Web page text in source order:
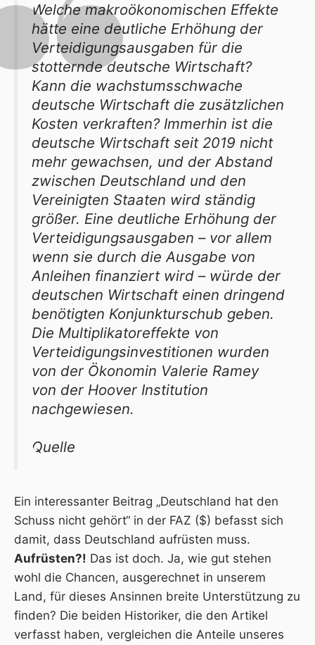
Welche makroökonomischen Effekte
hätte eine deutliche Erhöhung der
Verteidigungsausgaben für die
stotternde deutsche Wirtschaft?
Kann die wachstumsschwache
deutsche Wirtschaft die zusätzlichen
Kosten verkraften? Immerhin ist die
deutsche Wirtschaft seit 2019 nicht
mehr gewachsen, und der Abstand
zwischen Deutschland und den
Vereinigten Staaten wird ständig
größer. Eine deutliche Erhöhung der
Verteidigungsausgaben – vor allem
wenn sie durch die Ausgabe von
Anleihen finanziert wird – würde der
deutschen Wirtschaft einen dringend
benötigten Konjunkturschub geben.
Die Multiplikatoreffekte von
Verteidigungsinvestitionen wurden
von der Ökonomin Valerie Ramey
von der Hoover In­stitution
nachgewiesen.
Quelle
Ein interessanter Beitrag „Deutschland hat den
Schuss nicht gehört“ in der FAZ ($) befasst sich
damit, dass Deutschland aufrüsten muss.
Aufrüsten?! Das ist doch. Ja, wie gut stehen
wohl die Chancen, ausgerechnet in unserem
Land, für dieses Ansinnen breite Unterstützung zu
finden? Die beiden Historiker, die den Artikel
verfasst haben, vergleichen die Anteile unseres